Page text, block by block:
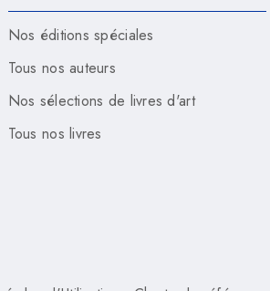
Nos éditions spéciales
Tous nos auteurs
Nos sélections de livres d'art
Tous nos livres